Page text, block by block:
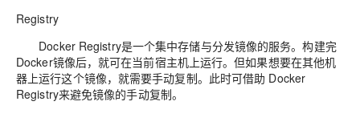
Registry
Docker Registry是一个集中存储与分发镜像的服务。构建完
Docker镜像后，就可在当前宿主机上运行。但如果想要在其他机
器上运行这个镜像，就需要手动复制。此时可借助 Docker
Registry来避免镜像的手动复制。